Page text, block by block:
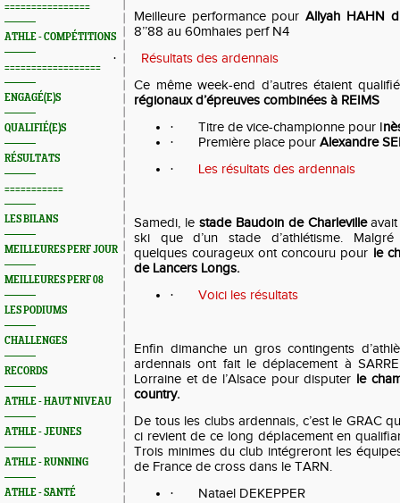
================
ATHLE - COMPÉTITIONS
==================
ENGAGÉ(E)S
QUALIFIÉ(E)S
RÉSULTATS
===========
LES BILANS
MEILLEURES PERF JOUR
MEILLEURES PERF 08
LES PODIUMS
CHALLENGES
RECORDS
ATHLE - HAUT NIVEAU
ATHLE - JEUNES
ATHLE - RUNNING
ATHLE - SANTÉ
Meilleure performance pourAllyah HAHN
8’’88 au 60mhaies perf N4
·
Résultats des ardennais
Ce même week-end d’autres étaient
régionaux d’épreuves combinées à REIMS
· Titre de vice-championne pour I
· Première place pour Alexandre
· Les résultats des ardennais
Samedi, le stade Baudoin de Charlevilleavait
ski que d’un stade d’athlétisme.
quelques courageux ont concouru pour le
de Lancers Longs.
· Voici les résultats
Enfin dimanche un gros contingents
ardennais ont fait le déplacement à
Lorraine et de l’Alsace pour disputer le
country.
De tous les clubs ardennais, c’est le GRAC
ci revient de ce long déplacement en
Trois minimes du club intégreront les
de France de cross dans le TARN.
· Natael DEKEPPER